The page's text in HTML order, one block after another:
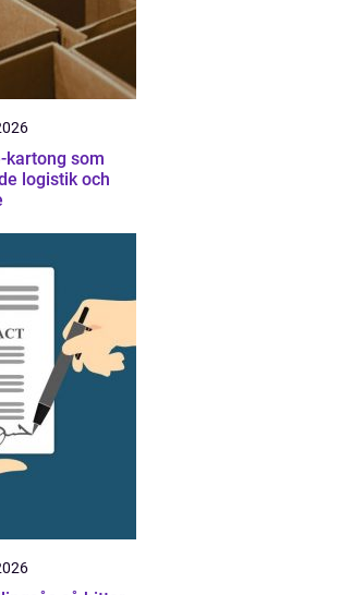
kartong som
logistik och